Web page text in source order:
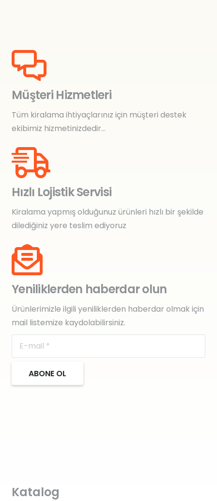
Müşteri Hizmetleri
Tüm kiralama ihtiyaçlarınız için müşteri destek
ekibimiz hizmetinizdedir…
Hızlı Lojistik Servisi
Kiralama yapmış olduğunuz ürünleri hızlı bir şekilde
dilediğiniz yere teslim ediyoruz
Yeniliklerden haberdar olun
Ürünlerimizle ilgili yeniliklerden haberdar olmak için
mail listemize kaydolabilirsiniz.
ABONE OL
Katalog